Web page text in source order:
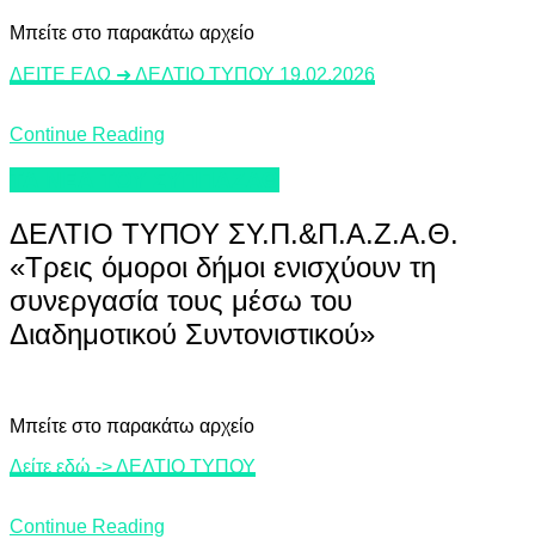
Mπείτε στο παρακάτω αρχείο
ΔΕΙΤΕ ΕΔΩ ➜ ΔΕΛΤΙΟ ΤΥΠΟΥ 19.02.2026
Continue Reading
ΔΕΛΤΙΟ ΤΥΠΟΥ ΣΥ.Π.&Π.Α.Ζ.Α.Θ.
«Τρεις όμοροι δήμοι ενισχύουν τη
συνεργασία τους μέσω του
Διαδημοτικού Συντονιστικού»
Mπείτε στο παρακάτω αρχείο
Δείτε εδώ -> ΔΕΛΤΙΟ ΤΥΠΟΥ
Continue Reading